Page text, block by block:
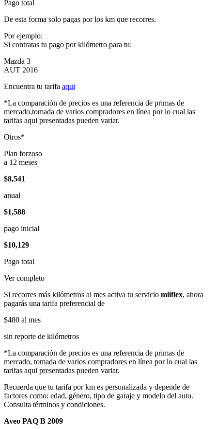
Pago total
De esta forma solo pagas por los km que recorres.
Por ejemplo:
Si contratas tu pago por kilómetro para tu:
Mazda 3
AUT 2016
Encuentra tu tarifa aqui
*La comparación de precios es una referencia de primas de
mercado,tomada de varios compradores en línea por lo cual las
tarifas aqui presentadas pueden variar.
Otros*
Plan forzoso
a 12 meses
$8,541
anual
$1,588
pago inicial
$10,129
Pago total
Ver completo
Si recorres más kilómetros al mes activa tu servicio miiflex, ahora
pagarás una tarifa preferencial de
$480 al mes
sin reporte de kilómetros
*La comparación de precios es una referencia de primas de
mercado, tomada de varios compradores en línea por lo cual las
tarifas aqui presentadas pueden variar.
Recuerda que tu tarifa por km es personalizada y depende de
factores como: edad, género, tipo de garaje y modelo del auto.
Consulta términos y condiciones.
Aveo PAQ B 2009